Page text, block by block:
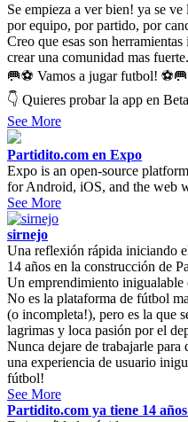
Se empieza a ver bien! ya se
por equipo, por partido, por
Creo que esas son
crear una comunidad mas fuerte.
🥅⚽ Vamos a jugar futbol! ⚽🥅
👇 Quieres probar la app en
See More
Partidito.com en Expo
Expo is an open-source
for Android, iOS, and the web
See More
sirnejo
Una reflexión rápida iniciando
14 años en la construcción de
Un emprendimiento inigualable
No es la plataforma de fútbol
(o incompleta!), pero es la que
lagrimas y loca pasión por el
Nunca dejare de trabajarle
una experiencia de usuario
fútbol!
See More
Partidito.com ya tiene 14